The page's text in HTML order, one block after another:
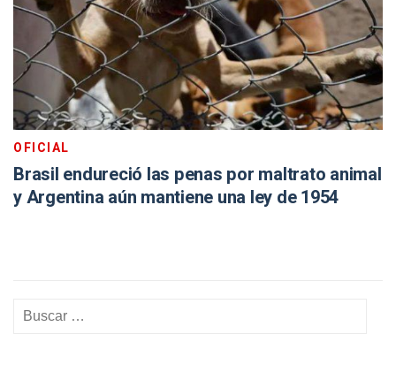
OFICIAL
Brasil endureció las penas por maltrato animal
y Argentina aún mantiene una ley de 1954